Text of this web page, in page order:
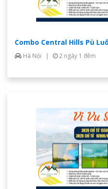
Combo Central Hills Pù
Hà Nội | 2 ngày 1 đêm